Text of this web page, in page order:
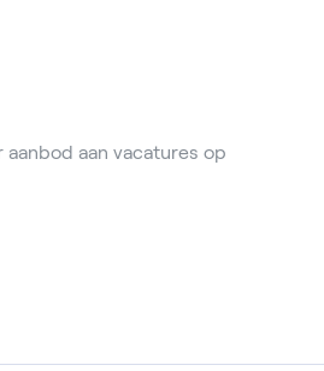
aanbod aan vacatures op